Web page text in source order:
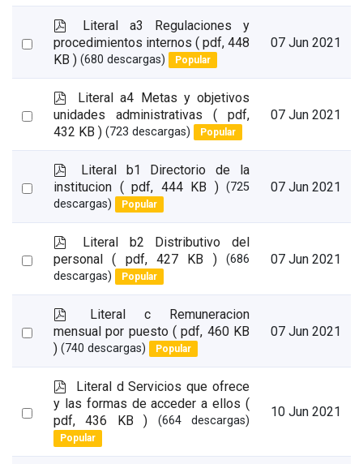
Select
p
d
f
Literal a3 Regulaciones y
procedimientos internos ( pdf, 448
KB ) (680 descargas) Popular
07 Jun 2021
Select
p
d
f
Literal a4 Metas y objetivos
unidades administrativas
( pdf,
432 KB ) (723 descargas) Popular
07 Jun 2021
Select
p
d
f
Literal b1 Directorio de la
institucion ( pdf, 444 KB ) (725
descargas)
Popular
07 Jun 2021
Select
p
d
f
Literal b2 Distributivo del
personal ( pdf, 427 KB )
(686
descargas)
Popular
07 Jun 2021
Select
p
d
f
Literal c Remuneracion
mensual por puesto ( pdf, 460 KB
) (740 descargas) Popular
07 Jun 2021
Select
item
p
d
f
Literal d Servicios que ofrece
y las formas de acceder a ellos (
pdf, 436 KB )
(664 descargas)
Popular
10 Jun 2021